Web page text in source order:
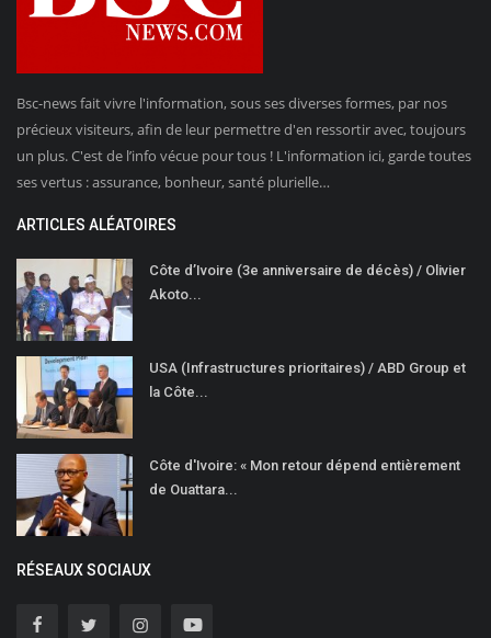
Bsc-news fait vivre l'information, sous ses diverses formes, par nos
précieux visiteurs, afin de leur permettre d'en ressortir avec, toujours
un plus. C'est de l’info vécue pour tous ! L'information ici, garde toutes
ses vertus : assurance, bonheur, santé plurielle…
ARTICLES ALÉATOIRES
Côte d’Ivoire (3e anniversaire de décès) / Olivier
Akoto...
USA (Infrastructures prioritaires) / ABD Group et
la Côte...
Côte d'Ivoire: « Mon retour dépend entièrement
de Ouattara...
RÉSEAUX SOCIAUX